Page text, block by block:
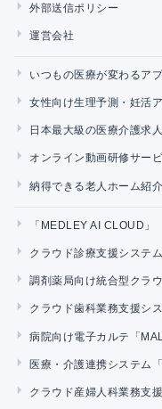
外部送信ポリシー
運営会社
いつもの医療が変わるア
女性向け生理予測・妊活
日本最大級の医療介護求
オンライン動画研修サー
納得できる老人ホーム紹
「MEDLEY AI CLOUD」
クラウド診療支援システ
調剤薬局向け統合型クラ
クラウド歯科業務支援シ
病院向け電子カルテ「
医療・介護連携システム「
クラウド産婦人科業務支